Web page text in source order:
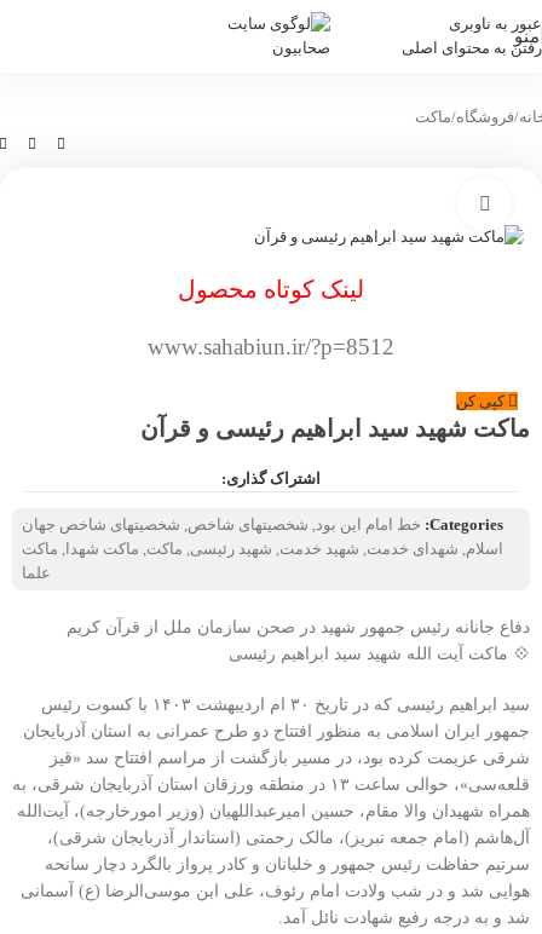
عبور به ناوبری
رفتن به محتوای اصلی
منو
/فروشگاه/ماکت
لینک کوتاه محصول
www.sahabiun.ir/?p=8512
کپی کن
ماکت شهید سید ابراهیم رئیسی و قرآن
اشتراک گذاری:
Categories: خط امام این بود, شخصیتهای شاخص, شخصیتهای شاخص جهان
اسلام, شهدای خدمت, شهید خدمت, شهید رئیسی, ماکت, ماکت شهدا , ماکت
علما
دفاع جانانه رئیس جمهور شهید در صحن سازمان ملل از قرآن کریم
💠 ماکت آیت الله شهید سید ابراهیم رئیسی
سید ابراهیم رئیسی که در تاریخ ۳۰ ام اردیبهشت ۱۴۰۳ با کسوت رئیس
جمهور ایران اسلامی به منظور افتتاح دو طرح عمرانی به استان آذربایجان
شرقی عزیمت کرده بود، در مسیر بازگشت از مراسم افتتاح سد «قیز
قلعه‌سی»، حوالی ساعت ۱۳ در منطقه ورزقان استان آذربایجان شرقی، به
همراه شهیدان والا مقام، حسین امیرعبداللهیان (وزیر امورخارجه)، آیت‌الله
آل‌هاشم (امام جمعه تبریز)، مالک رحمتی (استاندار آذربایجان شرقی)،
سرتیم حفاظت رئیس جمهور و خلبانان و کادر پرواز بالگرد دچار سانحه
هوایی شد و در شب ولادت امام رئوف، علی ابن موسی‌الرضا (ع) آسمانی
شد و به درجه رفیع شهادت نائل آمد.